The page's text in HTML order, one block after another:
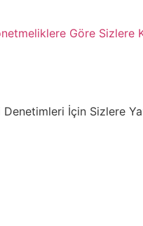
Göre Sizlere
İçin Sizlere